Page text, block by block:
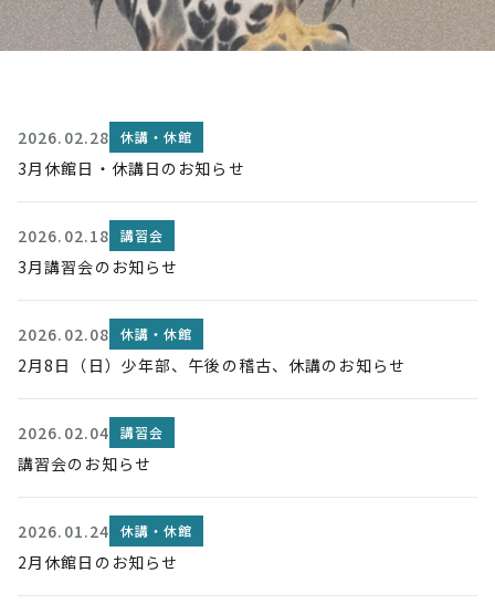
2026.02.28 休講・休館
3月休館日・休講日のお知らせ
2026.02.18 講習会
3月講習会のお知らせ
2026.02.08 休講・休館
2月8日（日）少年部、午後の稽古、休講のお知らせ
2026.02.04 講習会
講習会のお知らせ
2026.01.24 休講・休館
2月休館日のお知らせ